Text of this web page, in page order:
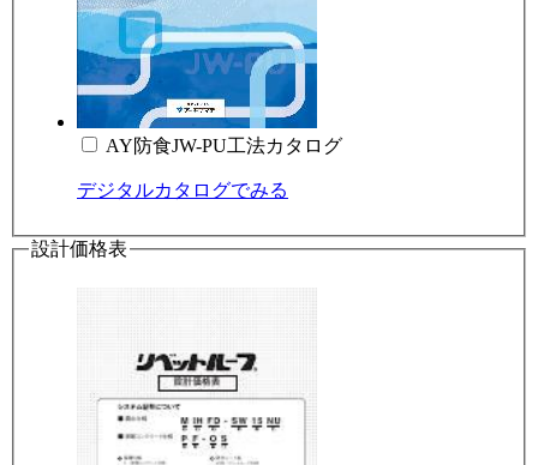
AY防食JW-PU工法カタログ
デジタルカタログでみる
設計価格表